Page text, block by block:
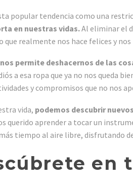
popular tendencia como una
en nuestras vidas.Al eliminar el
que realmente nos hace felices y
permite deshacernos de las
a esa ropa que ya no nos queda
y compromisos que no nos
vida, podemos descubrir
querido aprender a tocar un
tiempo al aire libre, disfrutando
en